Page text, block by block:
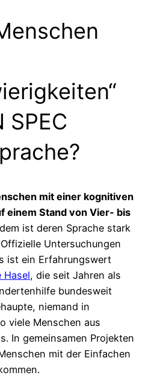
SPEC
mit einer kognitiven
einem Stand von Vier- bis
ist deren Sprache stark
Untersuchungen
ist ein Erfahrungswert
Hasel, die seit Jahren als
bundesweit
niemand in
viele Menschen aus
In gemeinsamen Projekten
mit der Einfachen